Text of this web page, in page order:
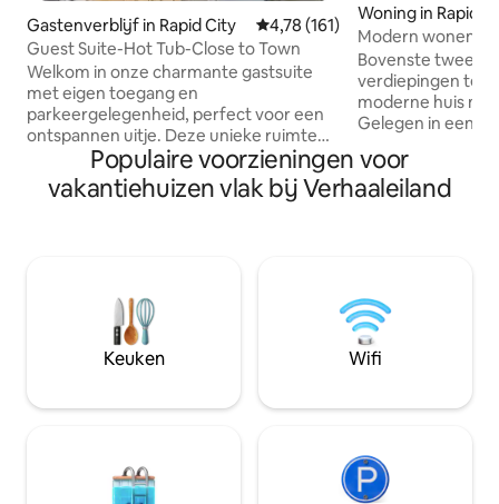
Gastenverblijf in Rapid City Gemiddelde beoordeling van
4,78 (161)
Guest Suite-Hot Tub-Close to Town
Welkom in onze charmante gastsuite
met eigen toegang en
parkeergelegenheid, perfect voor een
ontspannen uitje. Deze unieke ruimte
biedt een bubbelbad met volledige
privacy (omsloten door een hek van 1,5
meter), een LED make-upspiegel met
van alle koffiehuizen en restaurants van
West Rapid, is het ook een klein eindje
rijden naar de belangrijkste toeristische
bestemmingen. Reserveer nu en geniet
Woning in Rapid
Modern wonen in
eeuw in de Black
Bovenste twee
verdiepingen
moderne huis
Gelegen in een
Black Hills en ~10
centrum van Rapid
badkamer. Ik woon op de volledig
gescheiden
huis, zodat je
Populaire voorzieningen voor
vakantiehuizen vlak bij Verhaaleiland
Keuken Wifi